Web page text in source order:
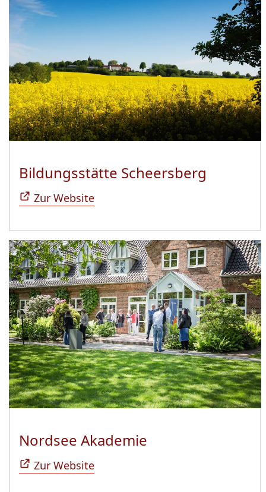
Bildungsstätte Scheersberg
Zur Website
Nordsee Akademie
Zur Website